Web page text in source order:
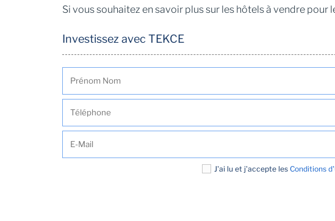
Si vous souhaitez en savoir plus sur les hôtels à vendre
Investissez avec TEKCE
J'ai lu et j'accepte les Conditions